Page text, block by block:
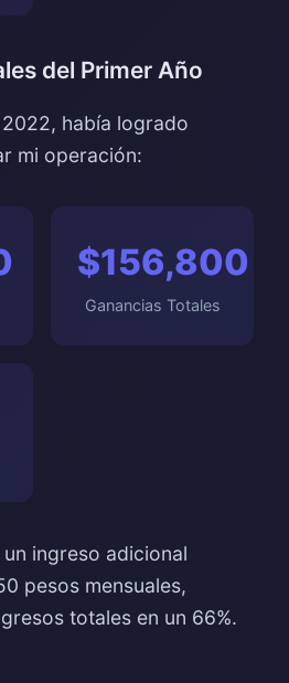
del Primer Año
había logrado
mi operación:
$156,800
Ganancias Totales
ingreso adicional
pesos mensuales,
totales en un 66%.